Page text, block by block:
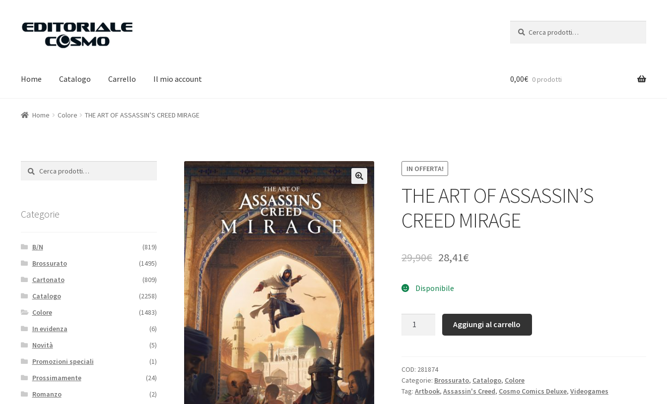
Vai
navigazione
Vai
Home Catalogo Carrello Il mio account 0,00€ 0 prodotti
Home Colore THE ART OF ASSASSIN’S CREED MIRAGE
IN OFFERTA!
THE ART OF ASSASSIN’S
CREED MIRAGE
29,90€ 28,41€
Disponibile
Aggiungi al carrello
COD: 281874
Categorie: Brossurato, Catalogo, Colore
Tag: Artbook, Assassin's Creed, Cosmo Comics Deluxe, Videogames
Cerca:
Cerca
Categorie
B/N
(819)
Brossurato
(1495)
Cartonato
(809)
Catalogo
(2258)
Colore
(1483)
In evidenza
(6)
Novità
(5)
Promozioni speciali
(1)
Prossimamente
(24)
Romanzo
(2)